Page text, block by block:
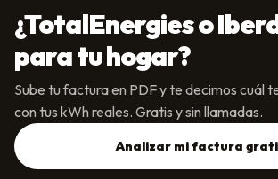
¿TotalEnergieso
para tu hogar?
Sube tu factura en PDF y te decimos cuál
con tus kWh reales. Gratis y sin llamadas.
Analizar mi factura